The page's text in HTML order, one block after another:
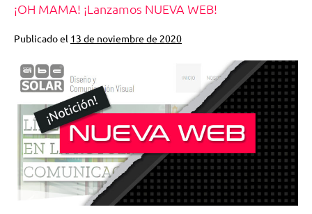
¡OH MAMA! ¡Lanzamos NUEVA WEB!
Publicado el 13 de noviembre de 2020